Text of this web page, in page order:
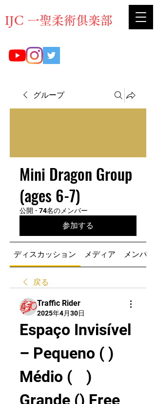
​IJC 一聖柔術俱楽部
グループ
Mini Dragon Group
(ages 6-7)
公開 · 74名のメンバー
参加する
ディスカッション メディア メンバー
戻る
Traffic Rider
2025年4月30日
Espaço Invisível
– Pequeno ( )
Médio (ﾠ)
Grande (ㅤ) Free